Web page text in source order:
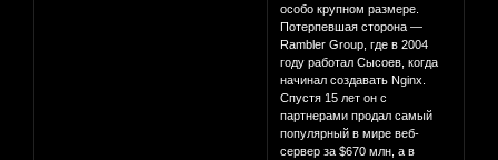
особо крупном размере.
Потерпевшая сторона —
Rambler Group, где в 2004
году работал Сысоев, когда
начинал создавать Nginx.
Спустя 15 лет он с
партнерами продал самый
популярный в мире веб-
сервер за $670 млн, а в